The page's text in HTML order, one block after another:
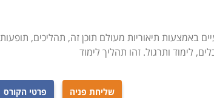
באמצעות תיאוריות מעולם תוכן זה, תהליכים, תופעות
לימוד ותרגול. זהו תהליך לימוד
שליחת פניה פרטי הקורס